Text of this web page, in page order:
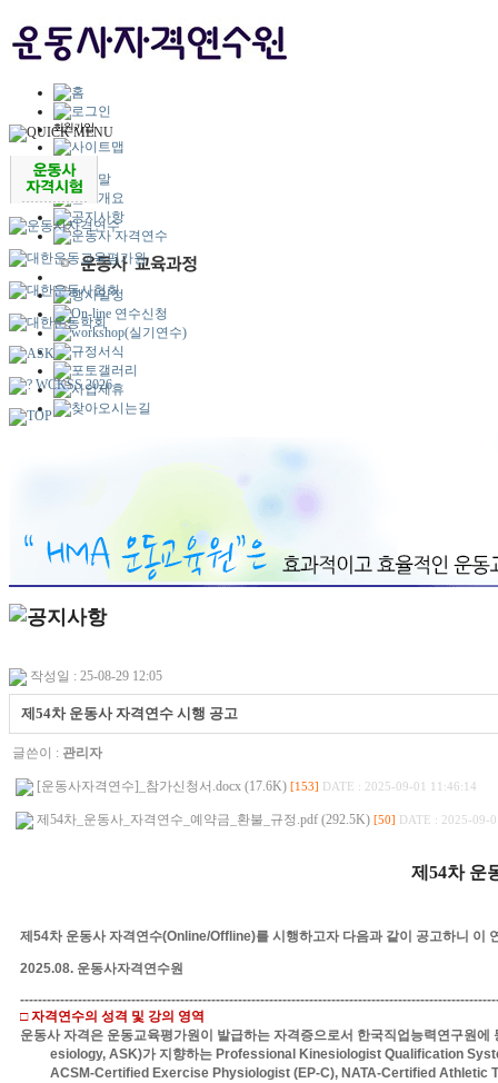
작성일 : 25-08-29 12:05
제54차 운동사 자격연수 시행 공고
글쓴이 : 관리자
[운동사자격연수]_참가신청서.docx (17.6K) [153] DATE : 2025-09-01 11:46:14
제54차_운동사_자격연수_예약금_환불_규정.pdf (292.5K) [50] DATE : 2025-09-
제 54차 운
제 54차 운동사 자격연수(Online/Offline)를 시행하고자 다음과 같이 공고하니 이
2025.08. 운동사자격연수원
□ 자격연수의 성격 및 강의 영역
운동사 자격은 운동교육평가원이 발급하는 자격증으로서 한국직업능력연구원에
esiology, ASK)가 지향하는Professional Kinesiologist Qualification
ACSM-Certified Exercise Physiologist (EP-C), NATA-Certified